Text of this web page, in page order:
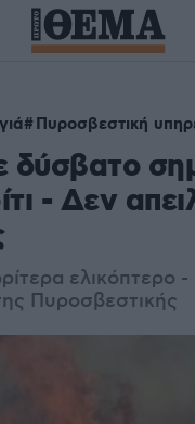
Πυροσβεστική
δύσβατο
- Δεν
ελικόπτερο -
Πυροσβεστικής